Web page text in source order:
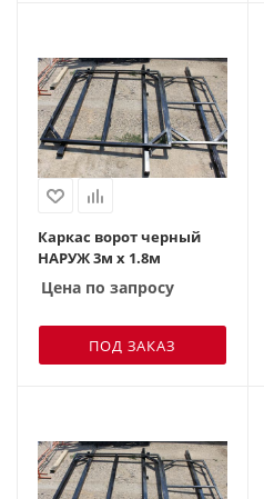
Каркас ворот черный
НАРУЖ 3м х 1.8м
Цена по запросу
ПОД ЗАКАЗ